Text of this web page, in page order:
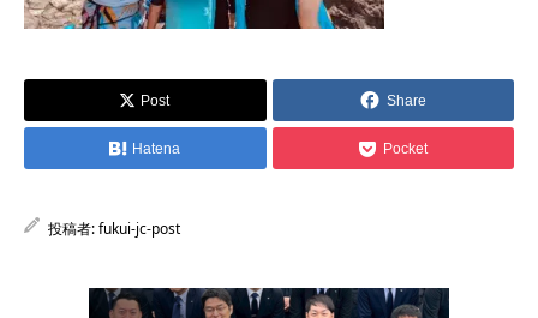
Post Share
Hatena Pocket
投稿者:fukui-jc-post